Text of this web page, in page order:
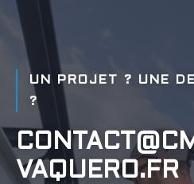
UN PROJET ? UNE
?
VAQUERO.FR